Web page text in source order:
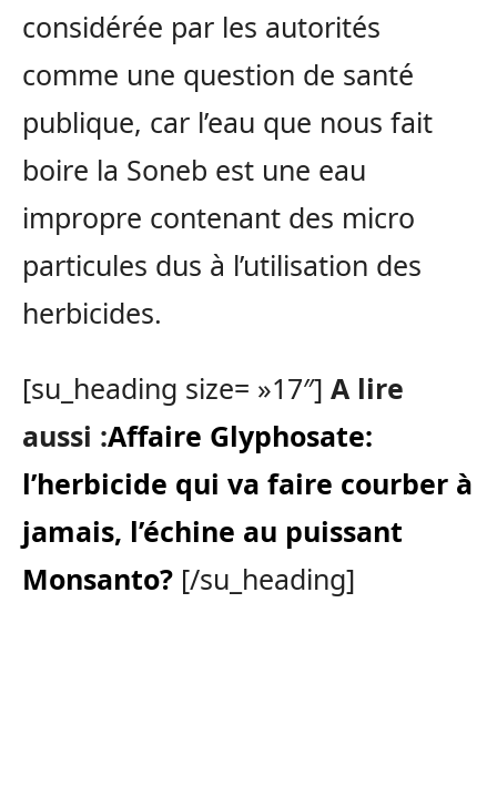
considérée par les autorités
comme une question de santé
publique, car l’eau que nous fait
boire la Soneb est une eau
impropre contenant des micro
particules dus à l’utilisation des
herbicides.
[su_heading size= »17″] A lire
aussi :Affaire Glyphosate:
l’herbicide qui va faire courber à
jamais, l’échine au puissant
Monsanto? [/su_heading]